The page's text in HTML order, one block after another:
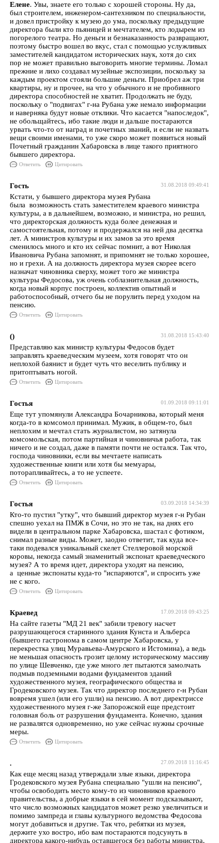
Елене. Увы, знаете его только с хорошей стороны. Ну да,
был строителем, инженером-сантехником по специальности,
и довел пристройку к музею до ума, поскольку предыдущие
директора были кто пьяницей и мечтателем, кто лодырем из
погорелого театра. Но деньги и безнаказанность развращают,
поэтому быстро вошел во вкус, стал с помощью услужливых
заместителей кандидатом исторических наук, хотя до сих
пор не может правильно выговорить многие термины. Ломал
прежние и лихо создавал музейные экспозиции, поскольку за
каждым проектом стояли большие деньги. Приобрел аж три
квартиры, ну и прочее, на что у обычного и не пробивного
директора способностей не хватит. Продолжать не буду,
поскольку о "подвигах" г-на Рубана уже немало информации
и наверняка будут новые отклики. Что касается "напоследок",
не обольщайтесь, ибо такие люди и дальше постараются
урвать что-то от наград и почетных званий, и если не назвать
вещи своими именами, то уже скоро может появиться новый
Почетный гражданин Хабаровска в лице такого приятного
бывшего директора.
Ответить Цитировать
31.08.2018 09:49:41
Гость
Кстати, у бывшего директора музея Рубана
была возможность стать заместителем краевого министра
культуры, а в дальнейшем, возможно, и министра, но решил,
что директорская должность куда более денежная и
самостоятельная, потому и продержался на ней два десятка
лет. А министров культуры и их замов за это время
сменилось много и кто их сейчас помнит, а вот Николая
Ивановича Рубана запомнят, и припомнят не только хорошее,
но и грехи. А на должность директора музея скорее всего
назначат чиновника сверху, может того же министра
культуры Федосова, уж очень соблазнительная должность,
когда новый корпус построен, коллектив опытный и
работоспособный, отчего бы не порулить перед уходом на
пенсию.
Ответить Цитировать
31.08.2018 15:43:40
()
Представляю как министр культуры Федосов будет
заправлять краеведческим музеем, хотя говорят что он
неплохой баянист и будет чуть что веселить публику и
притоптывать ногой.
Ответить Цитировать
01.09.2018 09:11:01
Гостья
Еще тут упомянули Александра Бочарникова, который меня
когда-то в комсомол принимал. Мужик, в общем-то, был
неплохим и мечтал стать журналистом, но затянула
комсомольская, потом партийная и чиновничья работа, так
ничего и не создал, даже в памяти почти не остался. Так что,
господа чиновники, если вы мечтаете написать
художественные книги или хотя бы мемуары,
поторапливайтесь, а то не успеете.
Ответить Цитировать
03.09.2018 14:34:39
Гостья
Кто-то пустил "утку", что бывший директор музея г-н Рубан
спешно уехал на ПМЖ в Сочи, но это не так, на днях его
видели в центральном парке Хабаровска, шастал с фотиком,
снимал разные виды. Может, заодно ответит, так куда все-
таки подевался уникальный скелет Стеллеровой морской
коровы, некогда самый знаменитый экспонат краеведческого
музея? А то время идет, директора уходят на пенсию,
а ценные экспонаты куда-то "испаряются", и спросить уже
не с кого.
Ответить Цитировать
17.09.2018 09:43:25
Краевед
На сайте газеты "МД 21 век" забили тревогу насчет
разрушающегося старинного здания Кунста и Альберса
(бывшего гастронома в самом центре Хабаровска, у
перекрестка улиц Муравьева-Амурского и Истомина), а ведь
не меньшая опасность грозит целому историческому массиву
по улице Шевченко, где уже много лет пытаются замолчать
подмыв подземными водами фундаментов зданий
художественного музея, географического общества и
Гродековского музея. Так что директор последнего г-н Рубан
вовремя ушел (или его ушли) на пенсию. А вот директриссе
художественного музея г-же Запорожской еще предстоит
головная боль от разрушения фундамента. Конечно, здания
не развалятся одновременно, но уже сейчас нужны срочные
меры.
Ответить Цитировать
27.09.2018 11:16:45
.
Как еще месяц назад утверждали злые языки, директора
Гродековского музея Рубана специально "ушли на пенсию",
чтобы освободить место кому-то из чиновников краевого
правительства, а добрые языки в сей момент подсказывают,
что число возможных кандидатов может резко увеличиться и
помимо зампреда и главы культурного ведомства Федосова
могут добавиться и другие. Так что, ребятки из музея,
держите ухо востро, ибо вам постараются подсунуть в
директора какого-нибудь оставшегося без работы министра,